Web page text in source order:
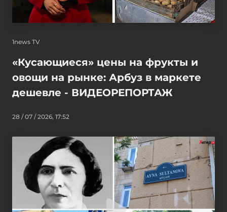
1news TV
«Кусающиеся» цены на фрукты и
овощи на рынке: Арбуз в маркете
дешевле - ВИДЕОРЕПОРТАЖ
28 / 07 / 2026, 17:52